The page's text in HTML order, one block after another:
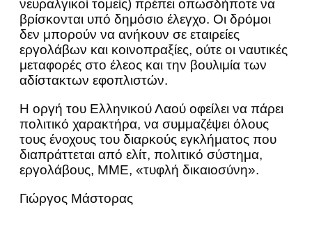
νευραλγικοί τομείς) πρέπει οπωσδήποτε να
βρίσκονται υπό δημόσιο έλεγχο. Οι δρόμοι
δεν μπορούν να ανήκουν σε εταιρείες
εργολάβων και κοινοπραξίες, ούτε οι ναυτικές
μεταφορές στο έλεος και την βουλιμία των
αδίστακτων εφοπλιστών.
Η οργή του Ελληνικού Λαού οφείλει να πάρει
πολιτικό χαρακτήρα, να συμμαζέψει όλους
τους ένοχους του διαρκούς εγκλήματος που
διαπράττεται από ελίτ, πολιτικό σύστημα,
εργολάβους, ΜΜΕ, «τυφλή δικαιοσύνη».
Γιώργος Μάστορας